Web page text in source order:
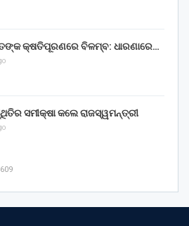
କ୍ଷତିପୂରଣରେ ବିଳମ୍ବ: ଧାରଣାରେ…
ସମୀକ୍ଷା କଲେ ରାଜସ୍ୱମନ୍ତ୍ରୀ